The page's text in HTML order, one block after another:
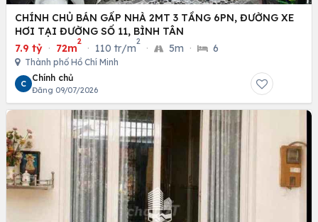
CHÍNH CHỦ BÁN GẤP NHÀ 2MT 3 TẦNG 6PN, ĐƯỜNG XE
HƠI TẠI ĐƯỜNG SỐ 11, BÌNH TÂN
7.9 tỷ · 72m
2
· 110 tr/m
2
· 5m · 6
Thành phố Hồ Chí Minh
C
Chính chủ
Đăng 09/07/2026